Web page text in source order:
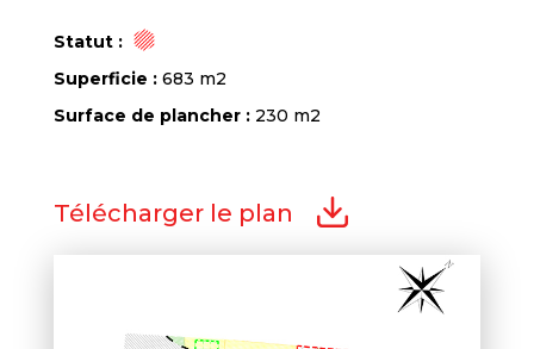
Statut :
Superficie : 683 m2
Surface de plancher : 230 m2
Télécharger le plan